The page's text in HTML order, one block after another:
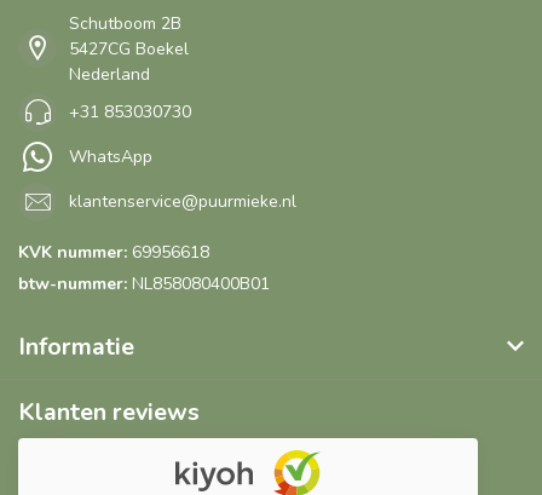
Schutboom 2B
5427CG Boekel
Nederland
+31 853030730
WhatsApp
klantenservice@puurmieke.nl
KVK nummer: 69956618
btw-nummer: NL858080400B01
Informatie
Klanten reviews